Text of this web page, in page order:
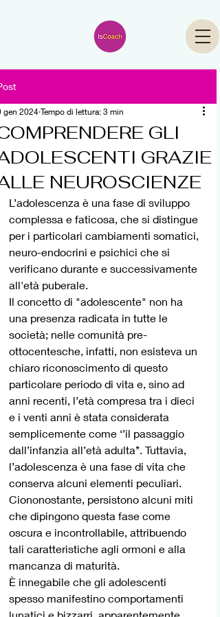
GLI
GRAZIE
NEUROSCIENZE
gen 2024 Tempo di lettura: 3 min
L’adolescenza è una fase di sviluppo
complessa e faticosa, che si distingue
per i particolari cambiamenti somatici,
neuro-endocrini e psichici che si
verificano durante e successivamente
all'età puberale.
Il concetto di "adolescente" non ha
una presenza radicata in tutte le
società; nelle comunità pre-
ottocentesche, infatti, non esisteva un
chiaro riconoscimento di questo
particolare periodo di vita e, sino ad
anni recenti, l’età compresa tra i dieci
e i venti anni è stata considerata
semplicemente come ‘’il passaggio
dall’infanzia all’età adulta’’. Tuttavia,
l’adolescenza è una fase di vita che
conserva alcuni elementi peculiari.
Ciononostante, persistono alcuni miti
che dipingono questa fase come
oscura e incontrollabile, attribuendo
tali caratteristiche agli ormoni e alla
mancanza di maturità.
È innegabile che gli adolescenti
spesso manifestino comportamenti